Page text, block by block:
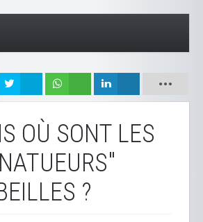
OÙ SONT LES
?